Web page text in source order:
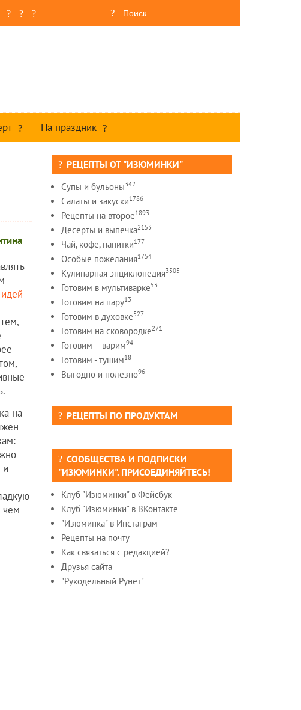
На праздник
-
на
и
чем
РЕЦЕПТЫ ОТ "ИЗЮМИНКИ"
Супы и бульоны342
Салаты и закуски1786
Рецепты на второе1893
Десерты и выпечка2153
Чай, кофе, напитки177
Особые пожелания1754
Кулинарная энциклопедия3505
Готовим в мультиварке53
Готовим на пару13
Готовим в духовке527
Готовим на сковородке271
Готовим – варим94
Готовим - тушим18
Выгодно и полезно96
РЕЦЕПТЫ ПО ПРОДУКТАМ
СООБЩЕСТВА И ПОДПИСКИ
"ИЗЮМИНКИ". ПРИСОЕДИНЯЙТЕСЬ!
Клуб "Изюминки" в Фейсбук
Клуб "Изюминки" в ВКонтакте
"Изюминка" в Инстаграм
Рецепты на почту
Как связаться с редакцией?
Друзья сайта
"Рукодельный Рунет"